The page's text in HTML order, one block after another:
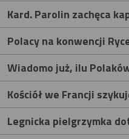
Kard. Parolin zachęca
Polacy na konwencji
Wiadomo już, ilu
Kościół we Francji
Legnicka pielgrzymka